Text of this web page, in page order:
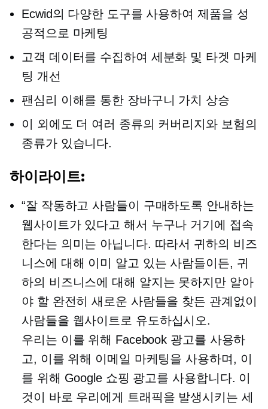
Ecwid의 다양한 도구를 사용하여 제품을 성
공적으로 마케팅
고객 데이터를 수집하여 세분화 및 타겟 마케
팅 개선
팬심리 이해를 통한 장바구니 가치 상승
이 외에도 더 여러 종류의 커버리지와 보험의
종류가 있습니다.
하이라이트:
“잘 작동하고 사람들이 구매하도록 안내하는
웹사이트가 있다고 해서 누구나 거기에 접속
한다는 의미는 아닙니다. 따라서 귀하의 비즈
니스에 대해 이미 알고 있는 사람들이든, 귀
하의 비즈니스에 대해 알지는 못하지만 알아
야 할 완전히 새로운 사람들을 찾든 관계없이
사람들을 웹사이트로 유도하십시오.
우리는 이를 위해 Facebook 광고를 사용하
고, 이를 위해 이메일 마케팅을 사용하며, 이
를 위해 Google 쇼핑 광고를 사용합니다. 이
것이 바로 우리에게 트래픽을 발생시키는 세